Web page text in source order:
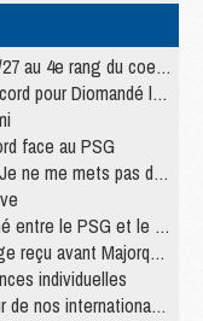
rang du coefficient UEFA
Diomandé loin du PSG
face au PSG
mets pas de plafond »
le PSG et le Barça
avant Majorque/PSG
individuelles
nos internationaux »